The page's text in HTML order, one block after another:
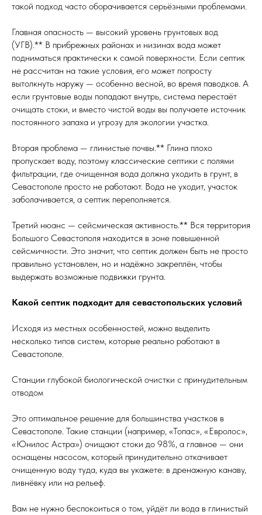
такой подход часто оборачивается серьёзными проблемами.
Главная опасность — высокий уровень грунтовых вод
(УГВ).** В прибрежных районах и низинах вода может
подниматься практически к самой поверхности. Если септик
не рассчитан на такие условия, его может попросту
вытолкнуть наружу — особенно весной, во время паводков. А
если грунтовые воды попадают внутрь, система перестаёт
очищать стоки, и вместо чистой воды вы получаете источник
постоянного запаха и угрозу для экологии участка.
Вторая проблема — глинистые почвы.** Глина плохо
пропускает воду, поэтому классические септики с полями
фильтрации, где очищенная вода должна уходить в грунт, в
Севастополе просто не работают. Вода не уходит, участок
заболачивается, а септик переполняется.
Третий нюанс — сейсмическая активность.** Вся территория
Большого Севастополя находится в зоне повышенной
сейсмичности. Это значит, что септик должен быть не просто
правильно установлен, но и надёжно закреплён, чтобы
выдержать возможные подвижки грунта.
Какой септик подходит для севастопольских условий
Исходя из местных особенностей, можно выделить
несколько типов систем, которые реально работают в
Севастополе.
Станции глубокой биологической очистки с принудительным
отводом
Это оптимальное решение для большинства участков в
Севастополе. Такие станции (например, «Топас», «Евролос»,
«Юнилос Астра») очищают стоки до 98%, а главное — они
оснащены насосом, который принудительно откачивает
очищенную воду туда, куда вы укажете: в дренажную канаву,
ливнёвку или на рельеф.
Вам не нужно беспокоиться о том, уйдёт ли вода в глинистый